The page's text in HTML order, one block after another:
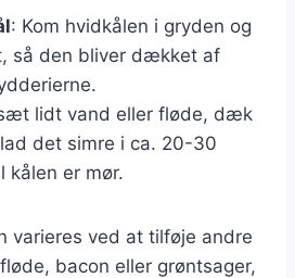
: Kom hvidkålen i gryden og
så den bliver dækket af
lidt vand eller fløde, dæk
det simre i ca. 20-30
kålen er mør.
varieres ved at tilføje andre
bacon eller grøntsager,